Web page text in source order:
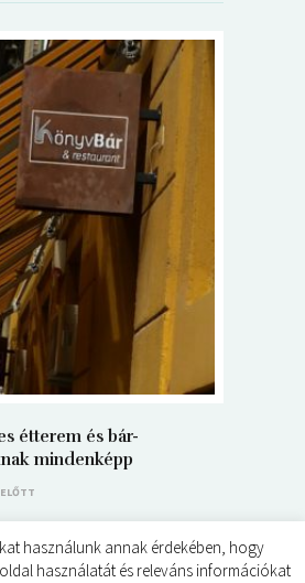
étterem és bár-
mindenképp
használunk annak érdekében, hogy
használatát és releváns információkat